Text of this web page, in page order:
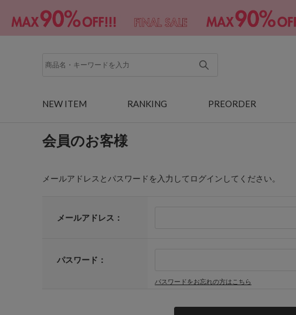
NEW ITEM RANKING PREORDER
会員のお客様
メールアドレスとパスワードを入力してログインしてください。
メールアドレス：
パスワード：
パスワードをお忘れの方はこちら